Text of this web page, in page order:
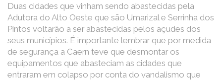
Duas cidades que vinham sendo abastecidas pela
Adutora do Alto Oeste que são Umarizal e Serrinha dos
Pintos voltarão a ser abastecidas pelos açudes dos
seus municípios. É importante lembrar que por medida
de segurança a Caern teve que desmontar os
equipamentos que abasteciam as cidades que
entraram em colapso por conta do vandalismo que